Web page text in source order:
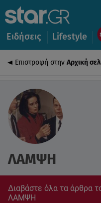
Ειδήσεις Lifestyle
Επιστροφή στην Αρχική
ΛΑΜΨΗ
Διαβάστε όλα τα άρθρα
ΛΑΜΨΗ